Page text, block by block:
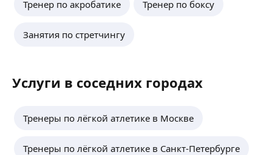
Тренер по акробатике Тренер по боксу
Занятия по стретчингу
Услуги в соседних городах
Тренеры по лёгкой атлетике в Москве
Тренеры по лёгкой атлетике в Санкт-Петербурге